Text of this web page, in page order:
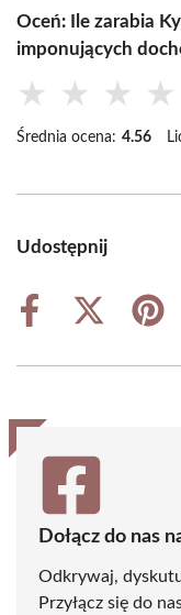
Oceń: Ile zarabia
imponujących
★ ★ ★ ★
Średnia ocena: 4.56
Udostępnij
Share
Share
(Twitter)
Share
Dołącz do nas
Odkrywaj,
Przyłącz się do